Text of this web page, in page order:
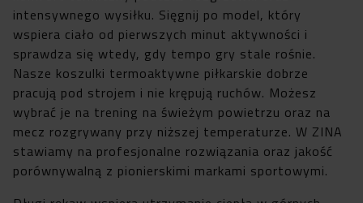
intensywnego wysiłku. Sięgnij po model, który
wspiera ciało od pierwszych minut aktywności i
sprawdza się wtedy, gdy tempo gry stale rośnie.
Nasze koszulki termoaktywne piłkarskie dobrze
pracują pod strojem i nie krępują ruchów. Możesz
wybrać je na trening na świeżym powietrzu oraz na
mecz rozgrywany przy niższej temperaturze. W ZINA
stawiamy na profesjonalne rozwiązania oraz jakość
porównywalną z pionierskimi markami sportowymi.